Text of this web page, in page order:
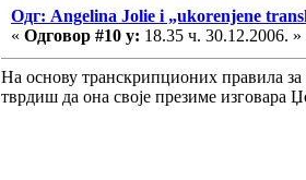
Одг: Angelina Jolie i „ukorenjene
« Одговор #10 у: 18.35 ч. 30.12.2006. »
На основу транскрипционих правила
тврдиш да она своје презиме изговара